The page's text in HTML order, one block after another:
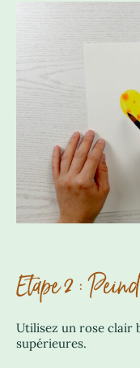
Etape 2 :
Utilisez un rose clair
supérieures.